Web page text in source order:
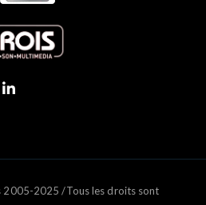
2025 /Tous les droits sont